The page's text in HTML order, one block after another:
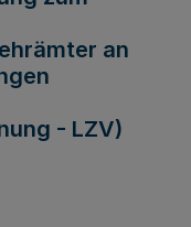
an
- LZV)